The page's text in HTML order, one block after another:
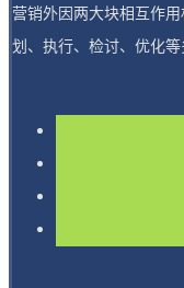
营销外因两大块相互作
划、执行、检讨、优化等